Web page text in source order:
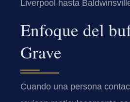
Liverpool hasta
Enfoque del
Grave
Cuando una persona